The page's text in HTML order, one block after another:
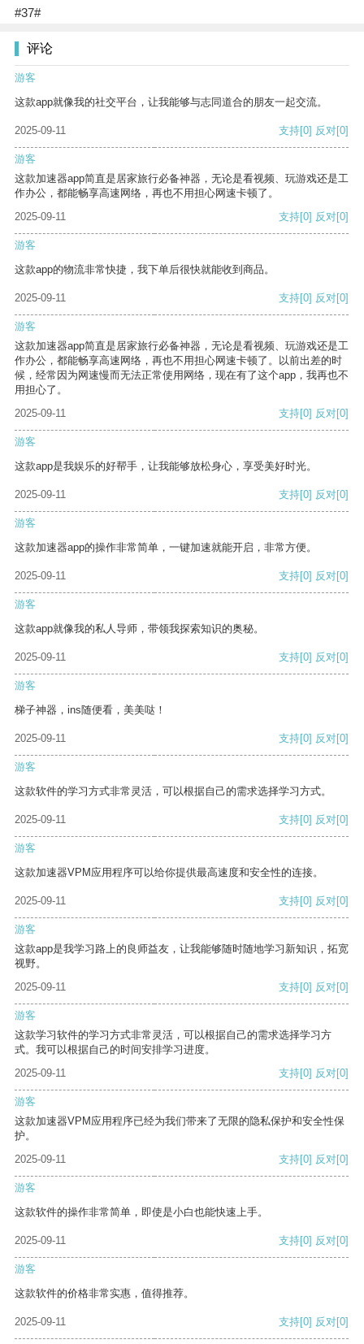
#37#
评论
游客
这款app就像我的社交平台，让我能够与志同道合的朋友一起交流。
2025-09-11 支持[0] 反对[0]
游客
这款加速器app简直是居家旅行必备神器，无论是看视频、玩游戏还是工
作办公，都能畅享高速网络，再也不用担心网速卡顿了。
2025-09-11
支持[0] 反对[0]
游客
这款app的物流非常快捷，我下单后很快就能收到商品。
2025-09-11 支持[0] 反对[0]
游客
这款加速器app简直是居家旅行必备神器，无论是看视频、玩游戏还是工
作办公，都能畅享高速网络，再也不用担心网速卡顿了。以前出差的时
候，经常因为网速慢而无法正常使用网络，现在有了这个app，我再也不
用担心了。
2025-09-11
支持[0] 反对[0]
游客
这款app是我娱乐的好帮手，让我能够放松身心，享受美好时光。
2025-09-11 支持[0] 反对[0]
游客
这款加速器app的操作非常简单，一键加速就能开启，非常方便。
2025-09-11 支持[0] 反对[0]
游客
这款app就像我的私人导师，带领我探索知识的奥秘。
2025-09-11 支持[0] 反对[0]
游客
梯子神器，ins随便看，美美哒！
2025-09-11 支持[0] 反对[0]
游客
这款软件的学习方式非常灵活，可以根据自己的需求选择学习方式。
2025-09-11 支持[0] 反对[0]
游客
这款加速器VPM应用程序可以给你提供最高速度和安全性的连接。
2025-09-11 支持[0] 反对[0]
游客
这款app是我学习路上的良师益友，让我能够随时随地学习新知识，拓宽
视野。
2025-09-11
支持[0] 反对[0]
游客
这款学习软件的学习方式非常灵活，可以根据自己的需求选择学习方
式。我可以根据自己的时间安排学习进度。
2025-09-11
支持[0] 反对[0]
游客
这款加速器VPM应用程序已经为我们带来了无限的隐私保护和安全性保
护。
2025-09-11
支持[0] 反对[0]
游客
这款软件的操作非常简单，即使是小白也能快速上手。
2025-09-11 支持[0] 反对[0]
游客
这款软件的价格非常实惠，值得推荐。
2025-09-11 支持[0] 反对[0]